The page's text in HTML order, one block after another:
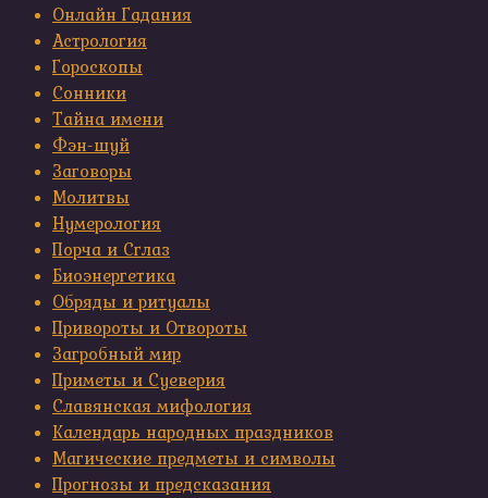
Онлайн Гадания
Астрология
Гороскопы
Сонники
Тайна имени
Фэн-шуй
Заговоры
Молитвы
Нумерология
Порча и Сглаз
Биоэнергетика
Обряды и ритуалы
Привороты и Отвороты
Загробный мир
Приметы и Суеверия
Славянская мифология
Календарь народных праздников
Магические предметы и символы
Прогнозы и предсказания